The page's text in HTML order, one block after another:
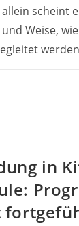
scheint
Weise,
in